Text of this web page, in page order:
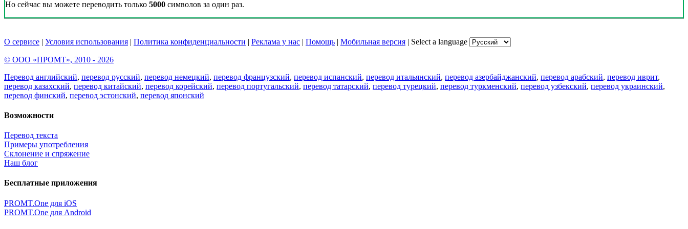
Но сейчас вы можете переводить только 5000 символов за один раз.
О сервисе | Условия использования | Политика конфиденциальности | Реклама у нас | Помощь | Мобильная версия | Select a language
© ООО «ПРОМТ», 2010 - 2026
Перевод английский, перевод русский, перевод немецкий, перевод французский, перевод испанский, перевод итальянский, перевод азербайджанский, перевод арабский, перевод иврит,
перевод казахский, перевод китайский, перевод корейский, перевод португальский, перевод татарский, перевод турецкий, перевод туркменский, перевод узбекский, перевод украинский,
перевод финский, перевод эстонский, перевод японский
Возможности
Перевод текста
Примеры употребления
Склонение и спряжение
Наш блог
Бесплатные приложения
PROMT.One для iOS
PROMT.One для Android